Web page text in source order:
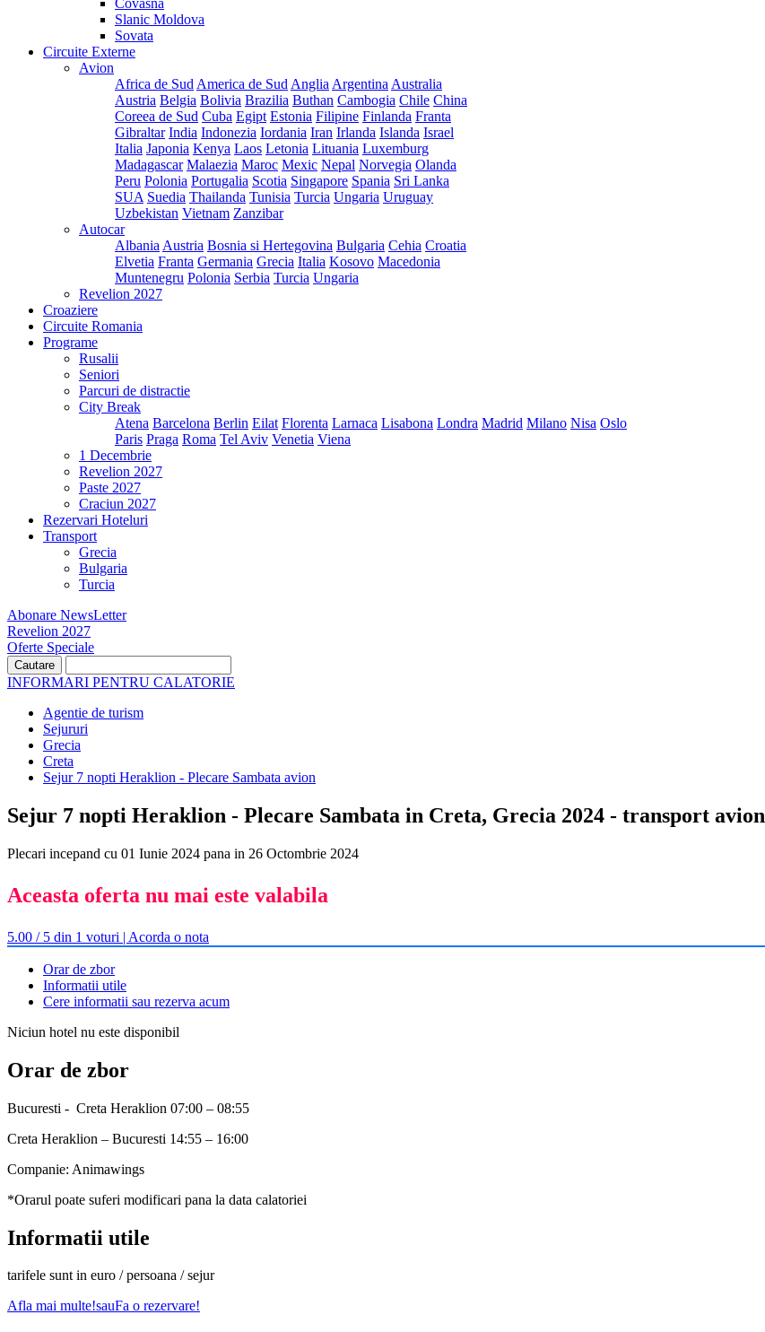
Covasna
Slanic Moldova
Sovata
Circuite Externe
Avion
Africa de Sud America de Sud Anglia Argentina Australia
Austria Belgia Bolivia Brazilia Buthan Cambogia Chile China
Coreea de Sud Cuba Egipt Estonia Filipine Finlanda Franta
Gibraltar India Indonezia Iordania Iran Irlanda Islanda Israel
Italia Japonia Kenya Laos Letonia Lituania Luxemburg
Madagascar Malaezia Maroc Mexic Nepal Norvegia Olanda
Peru Polonia Portugalia Scotia Singapore Spania Sri Lanka
SUA Suedia Thailanda Tunisia Turcia Ungaria Uruguay
Uzbekistan Vietnam Zanzibar
Autocar
Albania Austria Bosnia si Hertegovina Bulgaria Cehia Croatia
Elvetia Franta Germania Grecia Italia Kosovo Macedonia
Muntenegru Polonia Serbia Turcia Ungaria
Revelion 2027
Croaziere
Circuite Romania
Programe
Rusalii
Seniori
Parcuri de distractie
City Break
Atena Barcelona Berlin Eilat Florenta Larnaca Lisabona Londra Madrid Milano Nisa Oslo
Paris Praga Roma Tel Aviv Venetia Viena
1 Decembrie
Revelion 2027
Paste 2027
Craciun 2027
Rezervari Hoteluri
Transport
Grecia
Bulgaria
Turcia
Abonare NewsLetter
Revelion 2027
Oferte Speciale
INFORMARI PENTRU CALATORIE
Agentie de turism
Sejururi
Grecia
Creta
Sejur 7 nopti Heraklion - Plecare Sambata avion
Sejur 7 nopti Heraklion - Plecare Sambata in Creta, Grecia 2024 - transport avion
Plecari incepand cu 01 Iunie 2024 pana in 26 Octombrie 2024
Aceasta oferta nu mai este valabila
5.00 / 5 din 1 voturi | Acorda o nota
Orar de zbor
Informatii utile
Cere informatii sau rezerva acum
Niciun hotel nu este disponibil
Orar de zbor
Bucuresti - Creta Heraklion 07:00 – 08:55
Creta Heraklion – Bucuresti 14:55 – 16:00
Companie: Animawings
*Orarul poate suferi modificari pana la data calatoriei
Informatii utile
tarifele sunt in euro / persoana / sejur
Afla mai multe!sauFa o rezervare!